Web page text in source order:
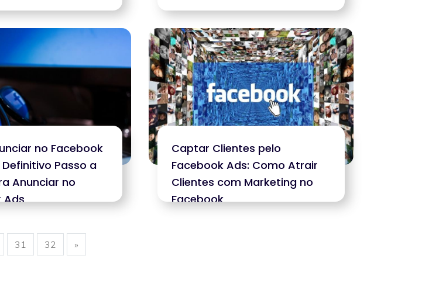
no Facebook
Passo a
Anunciar no
Ads
Captar Clientes pelo
Facebook Ads: Como Atrair
Clientes com Marketing no
Facebook
31 32 »